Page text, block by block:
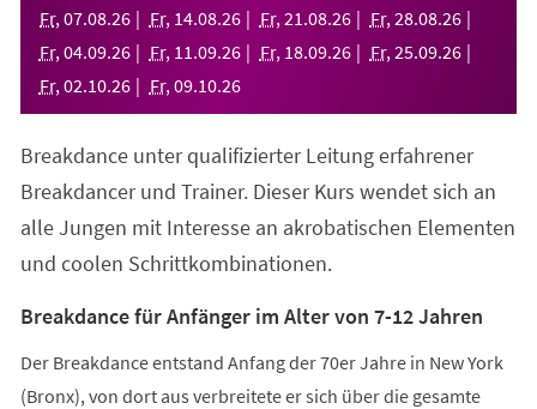
Tab)
Fr, 07.08.26 Fr, 14.08.26 Fr, 21 .08.26 Fr, 28.08.26
Fr, 04.09.26 Fr, 11 .09.26 Fr, 18.09.26 Fr, 25.09.26
Fr, 02.10.26 Fr, 09.10.26
Breakdance unter qualifizierter Leitung erfahrener
Breakdancer und Trainer. Dieser Kurs wendet sich an
alle Jungen mit Interesse an akrobatischen Elementen
und coolen Schrittkombinationen.
Breakdance für Anfänger im Alter von 7-12 Jahren
Der Breakdance entstand Anfang der 70er Jahre in New York
(Bronx), von dort aus verbreitete er sich über die gesamte